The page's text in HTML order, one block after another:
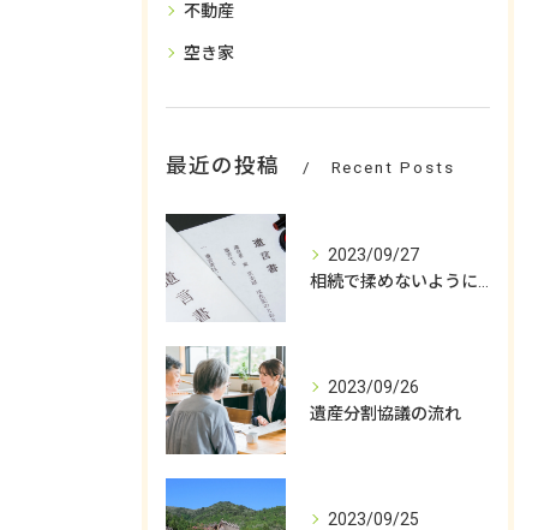
不動産
空き家
最近の投稿 Recent Posts
2023/09/27
2023/09/26
遺産分割協議の流れ
2023/09/25